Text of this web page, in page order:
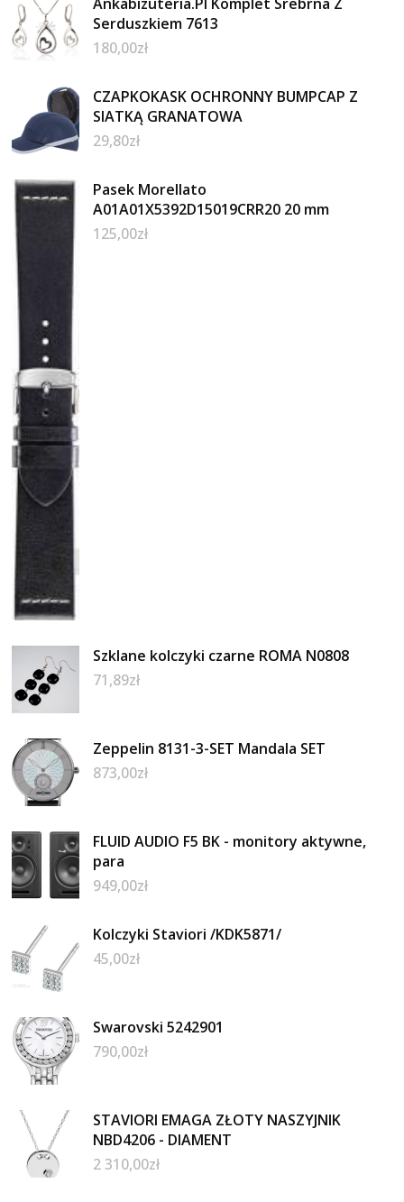
Serduszkiem 7613
180,00zł
CZAPKOKASK OCHRONNY BUMPCAP Z
SIATKĄ GRANATOWA
29,80zł
Pasek Morellato
A01A01X5392D15019CRR20 20 mm
125,00zł
Szklane kolczyki czarne ROMA N0808
71,89zł
Zeppelin 8131-3-SET Mandala SET
873,00zł
FLUID AUDIO F5 BK - monitory aktywne,
para
949,00zł
Kolczyki Staviori /KDK5871/
45,00zł
Swarovski 5242901
790,00zł
STAVIORI EMAGA ZŁOTY NASZYJNIK
NBD4206 - DIAMENT
2 310,00zł